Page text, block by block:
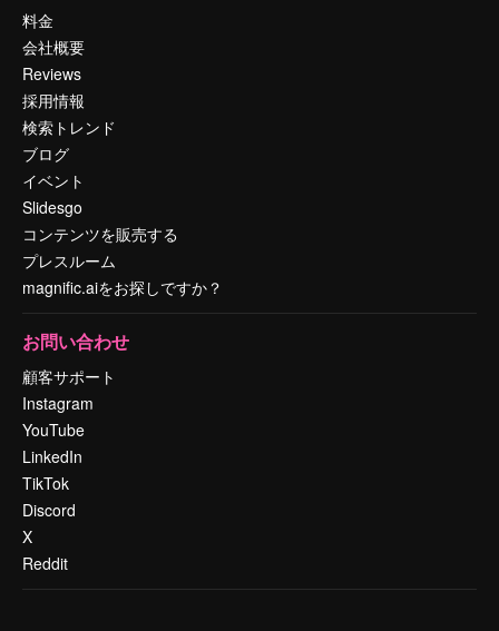
料金
会社概要
Reviews
採用情報
検索トレンド
ブログ
イベント
Slidesgo
コンテンツを販売する
プレスルーム
magnific.aiをお探しですか？
お問い合わせ
顧客サポート
Instagram
YouTube
LinkedIn
TikTok
Discord
X
Reddit